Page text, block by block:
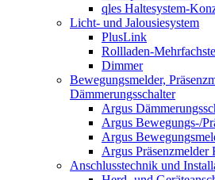
qles Haltesystem-
Licht- und Jalousiesystem
PlusLink
Rollladen-
Dimmer
Bewegungsmelder,
Dämmerungsschalter
Argus
Argus Bewegungs-/
Argus
Argus Präsenzmelder
Anschlusstechnik und